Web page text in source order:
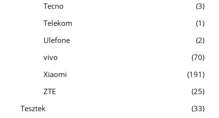
Tecno
3
Telekom
1
Ulefone
2
vivo
70
Xiaomi
191
ZTE
25
Tesztek
33